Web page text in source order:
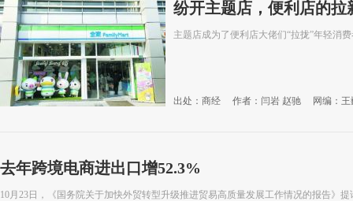
纷开主题店，便利店的拉
主题店成为了便利店大佬们“拉拢”年轻消
出处：商经 作者：闫岩 赵驰 网编：王
去年跨境电商进出口增52.3%
10月23日，《国务院关于加快外贸转型升级推进贸易高质量发展工作情况的报告》